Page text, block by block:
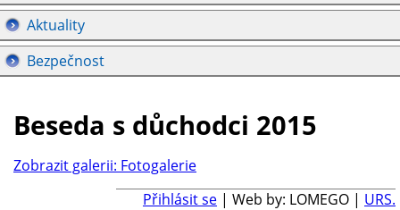
Aktuality
Bezpečnost
Beseda s důchodci 2015
Zobrazit galerii: Fotogalerie
Přihlásit se | Web by: LOMEGO | URS.